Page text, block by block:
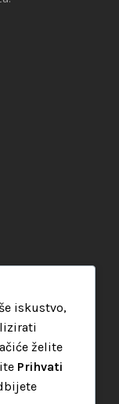
iskustvo,
želite
Prihvati